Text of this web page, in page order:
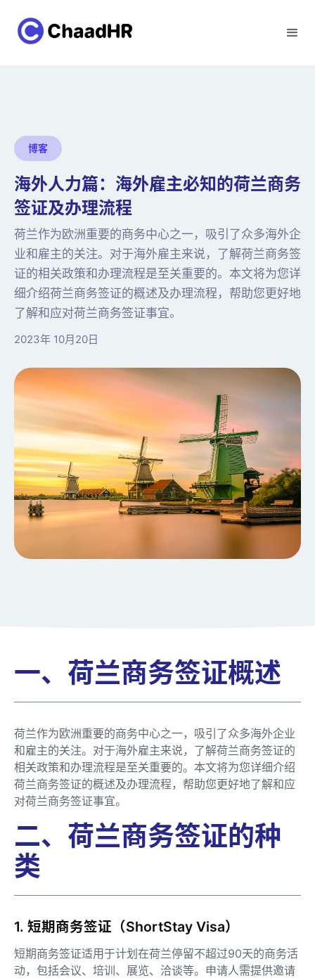
博客
海外人力篇：海外雇主必知的荷兰商务
签证及办理流程
荷兰作为欧洲重要的商务中心之一，吸引了众多海外企
业和雇主的关注。对于海外雇主来说，了解荷兰商务签
证的相关政策和办理流程是至关重要的。本文将为您详
细介绍荷兰商务签证的概述及办理流程，帮助您更好地
了解和应对荷兰商务签证事宜。
2023年 10月20日
一、荷兰商务签证概述
荷兰作为欧洲重要的商务中心之一，吸引了众多海外企业
和雇主的关注。对于海外雇主来说，了解荷兰商务签证的
相关政策和办理流程是至关重要的。本文将为您详细介绍
荷兰商务签证的概述及办理流程，帮助您更好地了解和应
对荷兰商务签证事宜。
二、荷兰商务签证的种
类
1. 短期商务签证（ShortStay Visa）
短期商务签证适用于计划在荷兰停留不超过90天的商务活
动，包括会议、培训、展览、洽谈等。申请人需提供邀请